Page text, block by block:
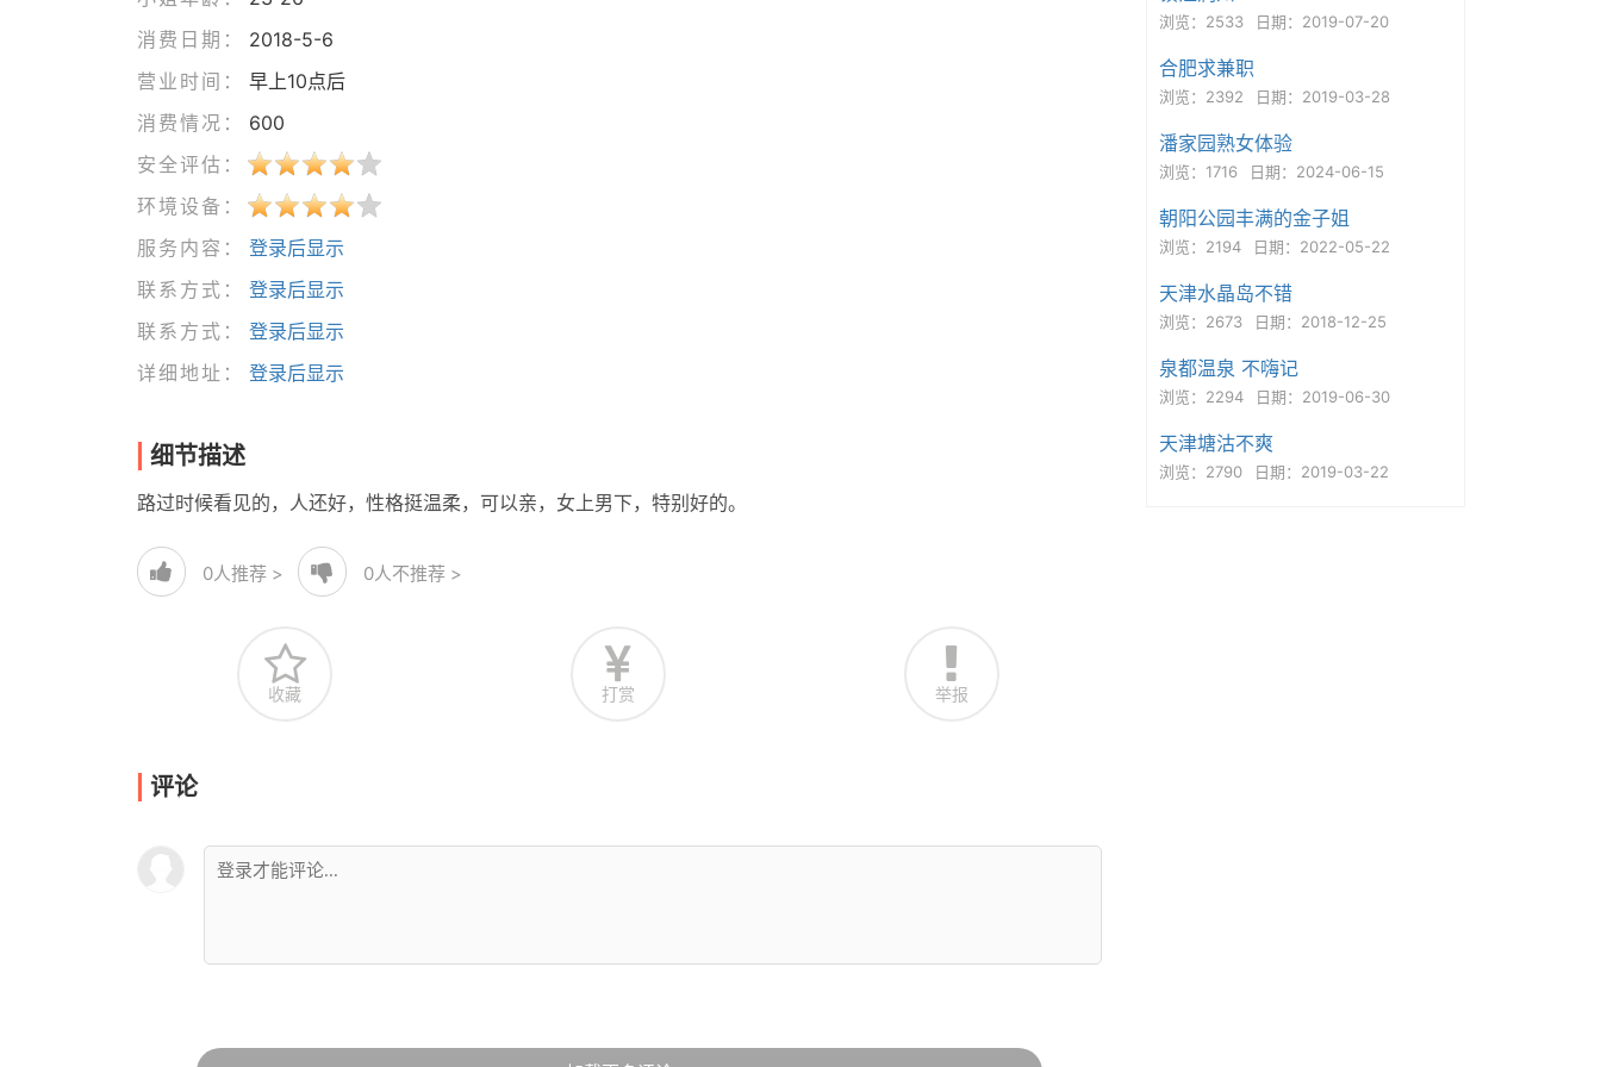
消费日期：
2018-5-6
营业时间：
早上10点后
消费情况：
600
安全评估：
环境设备：
服务内容：
登录后显示
联系方式：
登录后显示
联系方式：
登录后显示
详细地址：
登录后显示
细节描述
路过时候看见的，人还好，性格挺温柔，可以亲，女上男下，特别好的。
0人推荐 > 0人不推荐 >
收藏 打赏 举报
评论
浏览：2533 日期：2019-07-20
合肥求兼职
浏览：2392 日期：2019-03-28
潘家园熟女体验
浏览：1716 日期：2024-06-15
朝阳公园丰满的金子姐
浏览：2194 日期：2022-05-22
天津水晶岛不错
浏览：2673 日期：2018-12-25
泉都温泉 不嗨记
浏览：2294 日期：2019-06-30
天津塘沽不爽
浏览：2790 日期：2019-03-22